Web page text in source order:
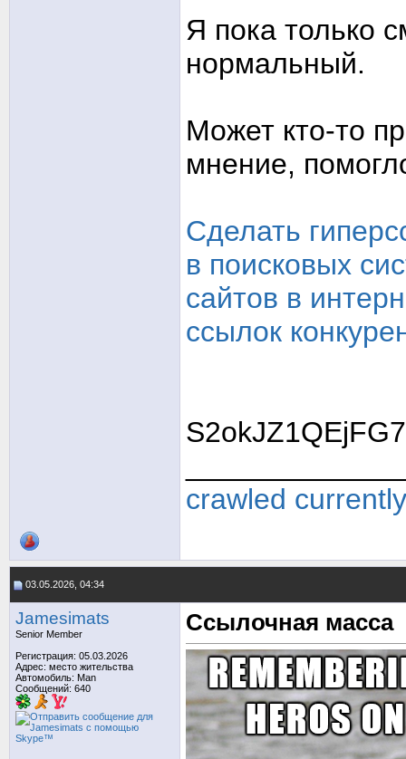
Я пока только
нормальный.
Может кто-то
мнение,
Сделать
в поисковых
сайтов в
ссылок
crawled
03.05.2026, 04:34
Jamesimats
Senior Member
Регистрация: 05.03.2026
Адрес: место жительства
Автомобиль: Man
Сообщений: 640
Ссылочная масса